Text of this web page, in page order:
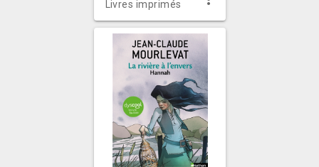
Livres imprimés